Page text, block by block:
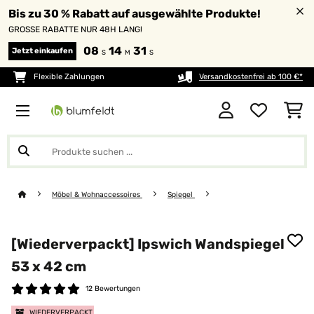
Bis zu 30 % Rabatt auf ausgewählte Produkte!
GROSSE RABATTE NUR 48H LANG!
Jetzt einkaufen 08 S 14 M 31 S
Flexible Zahlungen Versandkostenfrei ab 100 €*
Möbel & Wohnaccessoires Spiegel
[Wiederverpackt] Ipswich Wandspiegel
53 x 42 cm
12 Bewertungen